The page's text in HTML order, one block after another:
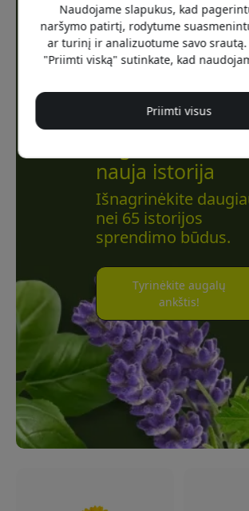
Kiekvienas
nauja istorija
Išnagrinėkite
nei 65 istorijos
sprendimo būdus.
Tyrinėkite augalų
ankštis!
Naudojame slapukus, kad
naršymo patirtį, rodytume
ar turinį ir analizuotume savo srautą.
"Priimti viską" sutinkate, kad
Priimti visus